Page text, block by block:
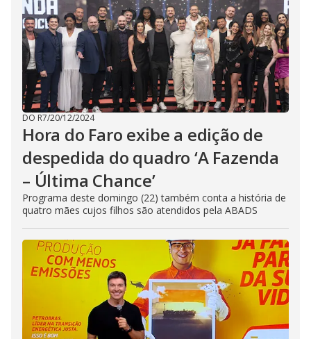
DO R7/20/12/2024
Hora do Faro exibe a edição de
despedida do quadro ‘A Fazenda
– Última Chance’
Programa deste domingo (22) também conta a história de
quatro mães cujos filhos são atendidos pela ABADS